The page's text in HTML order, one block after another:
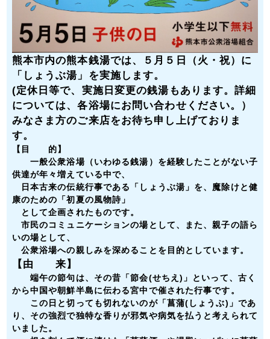
熊本市内の熊本銭湯では、５月５日（火・祝）に
「しょうぶ湯」を実施します。
(定休日等で、実施日変更の銭湯もあります。詳細
については、各浴場にお問い合わせください。）
みなさま方のご来店をお待ち申し上げておりま
す。
【目 的】
一般公衆浴場（いわゆる銭湯）を経験したことがない子
供達が年々増えている中で、
日本古来の伝統行事である
「しょうぶ湯」 を、魔除けと健
康のための「初夏の風物詩」
として企画されたものです。
市民のコミュニケーションの場として、また、親子の語ら
いの場として、
公衆浴場への親しみを深めることを目的としています。
【由 来】
端午の節句は、その昔「節会(せちえ)」といって、古く
から中国や朝鮮半島に伝わる宮中で催された行事です。
この日と切っても切れないのが「菖蒲(しょうぶ)」であ
り、その強烈で独特な香りが邪気や病気を払うと考えられて
いました。